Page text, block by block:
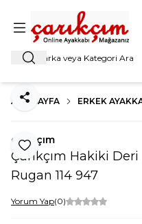
Ara
ANA SAYFA ERKEK
Favoriye Ekle
Paylaş
çarıkçım
Çarıkçım Hakiki
Rugan 114 947
Yorum Yap(0)